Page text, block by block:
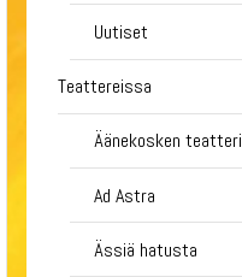
Uutiset
Teattereissa
Äänekosken teatteri
Ad Astra
Ässiä hatusta